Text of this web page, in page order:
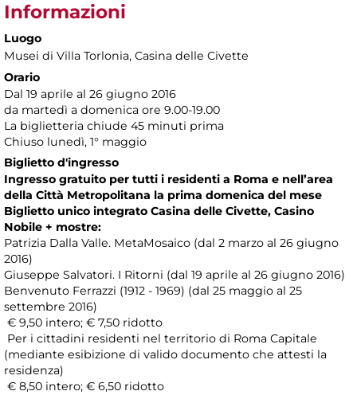
Informazioni
Luogo
Musei di Villa Torlonia, Casina delle Civette
Orario
Dal 19 aprile al 26 giugno 2016
da martedì a domenica ore 9.00-19.00
La biglietteria chiude 45 minuti prima
Chiuso lunedì, 1° maggio
Biglietto d'ingresso
Ingresso gratuito per tutti i residenti a Roma e nell’area
della Città Metropolitana la prima domenica del mese
Biglietto unico integrato Casina delle Civette, Casino
Nobile + mostre:
Patrizia Dalla Valle. MetaMosaico (dal 2 marzo al 26 giugno
2016)
Giuseppe Salvatori. I Ritorni (dal 19 aprile al 26 giugno 2016)
Benvenuto Ferrazzi (1912 - 1969) (dal 25 maggio al 25
settembre 2016)
€ 9,50 intero; € 7,50 ridotto
Per i cittadini residenti nel territorio di Roma Capitale
(mediante esibizione di valido documento che attesti la
residenza)
€ 8,50 intero; € 6,50 ridotto